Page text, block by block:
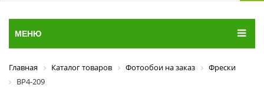
МЕНЮ
Главная Каталог товаров Фотообои на заказ
Фрески
ВР4-209